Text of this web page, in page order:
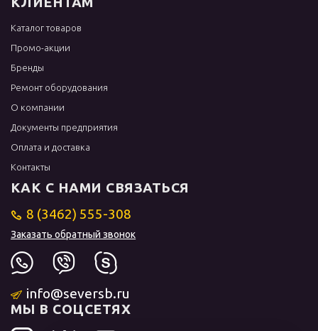
Каталог товаров
Промо-акции
Бренды
Ремонт оборудования
О компании
Документы предприятия
Оплата и доставка
Контакты
КАК С НАМИ СВЯЗАТЬСЯ
8 (3462) 555-308
Заказать обратный звонок
info@seversb.ru
МЫ В СОЦСЕТЯХ